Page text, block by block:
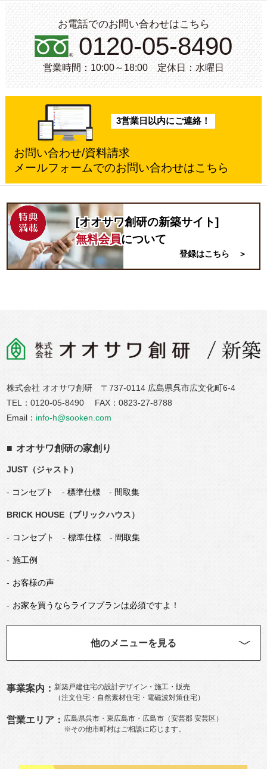
お電話でのお問い合わせはこちら
0120-05-8490
営業時間：10:00～18:00 定休日：水曜日
3営業日以内にご連絡！
お問い合わせ/資料請求
メールフォームでのお問い合わせはこちら
[オオサワ創研の新築サイト]
無料会員について
登録はこちら
株式会社 オオサワ創研 〒737-0114 広島県呉市広文化町6-4
TEL：0120-05-8490 FAX：0823-27-8788
Email： info-h@sooken.com
オオサワ創研の家創り
JUST（ジャスト）
- コンセプト - 標準仕様 - 間取集
BRICK HOUSE（ブリックハウス）
コンセプト - 標準仕様 - 間取集
施工例
お客様の声
お家を買うならライフプランは必須ですよ！
他のメニューを見る
事業案内：新築戸建住宅の設計デザイン・施工・販売
（注文住宅 ・自然素材住宅・電磁波対策住宅）
営業エリア：広島県呉市 ・東広島市 ・広島市（安芸郡 安芸区 ）
※その他市町村はご相談に応じます。